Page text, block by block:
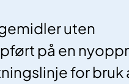
uten
på en
for bruk